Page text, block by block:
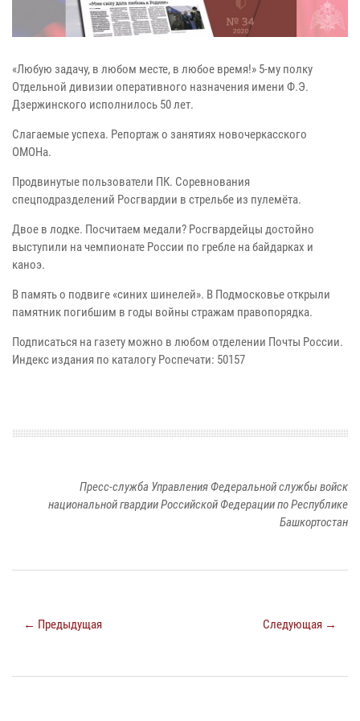
«Любую задачу, в любом месте, в любое время!» 5-му полку
Отдельной дивизии оперативного назначения имени Ф.Э.
Дзержинского исполнилось 50 лет.
Слагаемые успеха. Репортаж о занятиях новочеркасского
ОМОНа.
Продвинутые пользователи ПК. Соревнования
спецподразделений Росгвардии в стрельбе из пулемёта.
Двое в лодке. Посчитаем медали? Росгвардейцы достойно
выступили на чемпионате России по гребле на байдарках и
каноэ.
В память о подвиге «синих шинелей». В Подмосковье открыли
памятник погибшим в годы войны стражам правопорядка.
Подписаться на газету можно в любом отделении Почты России.
Индекс издания по каталогу Роспечати: 50157
Пресс-служба Управления Федеральной службы войск
национальной гвардии Российской Федерации по Республике
Башкортостан
← Предыдущая Следующая →